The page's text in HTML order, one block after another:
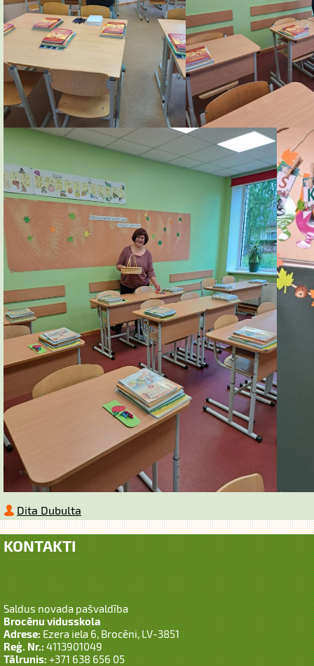
Dita Dubulta
KONTAKTI
Saldus novada pašvaldība
Brocēnu vidusskola
Adrese:Ezera iela 6, Brocēni, LV-3851
Reģ. Nr.:4113901049
Tālrunis:+371 638 656 05